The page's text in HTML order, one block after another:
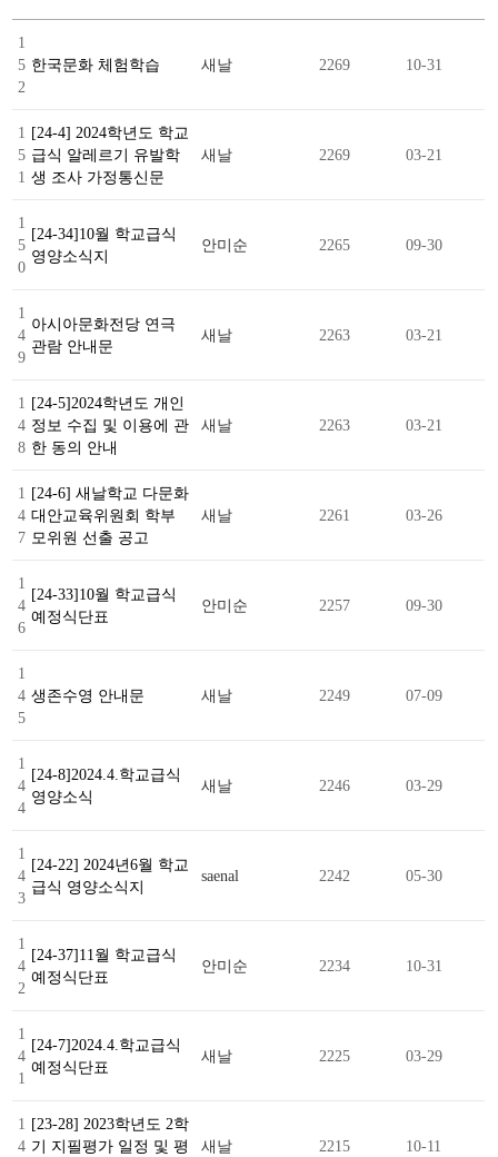
1
5
2
한국문화 체험학습 새날 2269 10-31
1
5
1
[24-4] 2024학년도 학교
급식 알레르기 유발학
생 조사 가정통신문
새날 2269 03-21
1
5
0
[24-34]10월 학교급식
영양소식지
안미순 2265 09-30
1
4
9
아시아문화전당 연극
관람 안내문
새날 2263 03-21
1
4
8
[24-5]2024학년도 개인
정보 수집 및 이용에 관
한 동의 안내
새날 2263 03-21
1
4
7
[24-6] 새날학교 다문화
대안교육위원회 학부
모위원 선출 공고
새날 2261 03-26
1
4
6
[24-33]10월 학교급식
예정식단표
안미순 2257 09-30
1
4
5
생존수영 안내문 새날 2249 07-09
1
4
4
[24-8]2024.4.학교급식
영양소식
새날 2246 03-29
1
4
3
[24-22] 2024년6월 학교
급식 영양소식지
saenal 2242 05-30
1
4
2
[24-37]11월 학교급식
예정식단표
안미순 2234 10-31
1
4
1
[24-7]2024.4.학교급식
예정식단표
새날 2225 03-29
1
4
[23-28] 2023학년도 2학
기 지필평가 일정 및 평
새날 2215 10-11